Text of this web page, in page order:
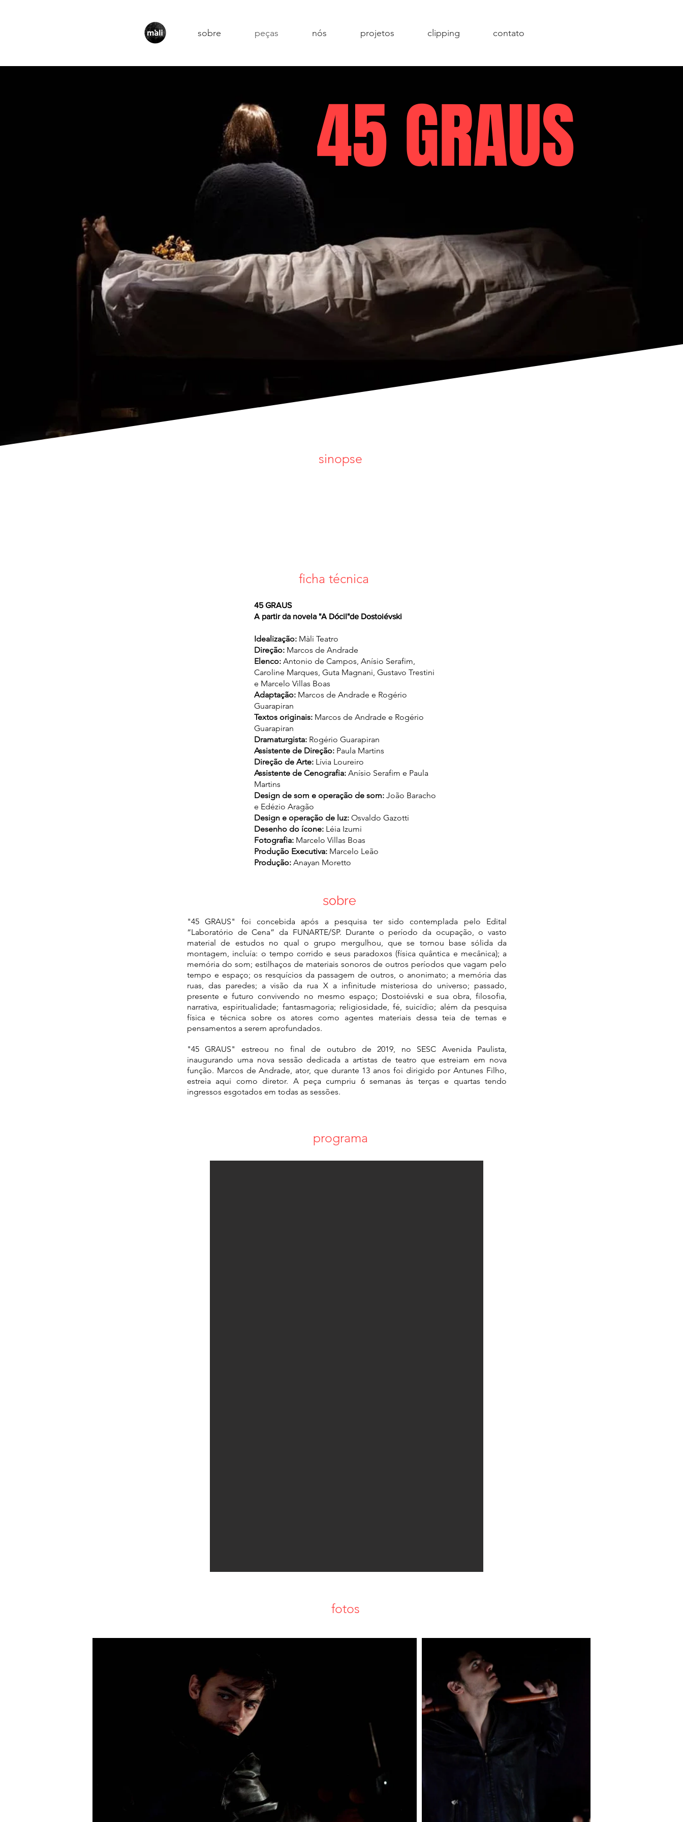
sobre peças nós projetos clipping contato
45 GRAUS
sinopse
ficha técnica
45 GRAUS
A partir da novela "A Dócil"de Dostoiévski
Idealização: Màli Teatro
Direção: Marcos de Andrade
Elenco: Antonio de Campos, Anísio Serafim,
Caroline Marques, Guta Magnani, Gustavo Trestini
e Marcelo Villas Boas
Adaptação: Marcos de Andrade e Rogério
Guarapiran
Textos originais: Marcos de Andrade e Rogério
Guarapiran
Dramaturgista: Rogério Guarapiran
Assistente de Direção: Paula Martins
Direção de Arte: Lívia Loureiro
Assistente de Cenografia: Anísio Serafim e Paula
Martins
Design de som e operação de som: João Baracho
e Edézio Aragão
Design e operação de luz: Osvaldo Gazotti
Desenho do ícone: Léia Izumi
Fotografia: Marcelo Villas Boas
Produção Executiva: Marcelo Leão
Produção: Anayan Moretto
sobre
"45 GRAUS" foi concebida após a pesquisa ter sido contemplada pelo Edital
“Laboratório de Cena” da FUNARTE/SP. Durante o período da ocupação, o vasto
material de estudos no qual o grupo mergulhou, que se tornou base sólida da
montagem, incluía: o tempo corrido e seus paradoxos (física quântica e mecânica); a
memória do som; estilhaços de materiais sonoros de outros períodos que vagam pelo
tempo e espaço; os resquícios da passagem de outros, o anonimato; a memória das
ruas, das paredes; a visão da rua X a infinitude misteriosa do universo; passado,
presente e futuro convivendo no mesmo espaço; Dostoiévski e sua obra, filosofia,
narrativa, espiritualidade; fantasmagoria; religiosidade, fé, suicídio; além da pesquisa
física e técnica sobre os atores como agentes materiais dessa teia de temas e
pensamentos a serem aprofundados.
"45 GRAUS" estreou no final de outubro de 2019, no SESC Avenida Paulista,
inaugurando uma nova sessão dedicada a artistas de teatro que estreiam em nova
função. Marcos de Andrade, ator, que durante 13 anos foi dirigido por Antunes Filho,
estreia aqui como diretor. A peça cumpriu 6 semanas às terças e quartas tendo
ingressos esgotados em todas as sessões.
programa
fotos